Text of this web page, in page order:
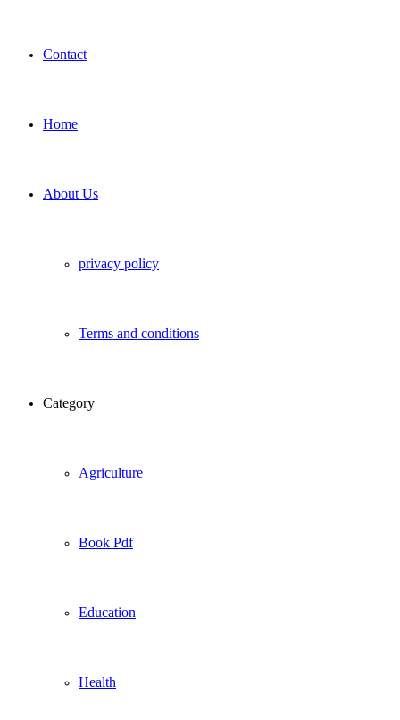
Contact
Home
About Us
privacy policy
Terms and conditions
Category
Agriculture
Book Pdf
Education
Health